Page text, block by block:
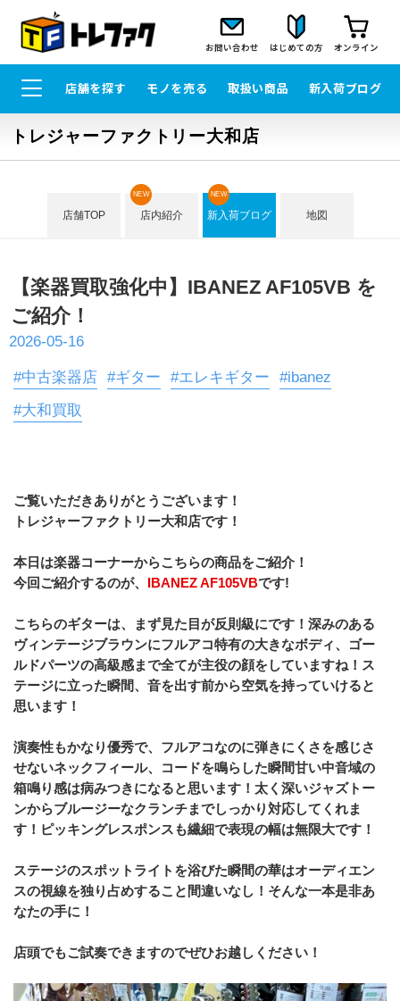
お問い合わせ はじめての方 オンライン
店舗を探す モノを売る 取扱い商品 新入荷ブログ
トレジャーファクトリー大和店
店舗TOP 店内紹介
NEW
新入荷ブログ
NEW
地図
【楽器買取強化中】IBANEZ AF105VB を
ご紹介！
2026-05-16
#中古楽器店 #ギター #エレキギター
#ibanez
#大和買取
ご覧いただきありがとうございます！
トレジャーファクトリー大和店です！
本日は楽器コーナーからこちらの商品をご紹介！
今回ご紹介するのが、 IBANEZ AF105VBです!
こちらのギターは、まず見た目が反則級にです！深みのある
ヴィンテージブラウンにフルアコ特有の大きなボディ、ゴー
ルドパーツの高級感まで全てが主役の顔をしていますね！ス
テージに立った瞬間、音を出す前から空気を持っていけると
思います！
演奏性もかなり優秀で、フルアコなのに弾きにくさを感じさ
せないネックフィール、コードを鳴らした瞬間甘い中音域の
箱鳴り感は病みつきになると思います！太く深いジャズトー
ンからブルージーなクランチまでしっかり対応してくれま
す！ピッキングレスポンスも繊細で表現の幅は無限大です！
ステージのスポットライトを浴びた瞬間の華はオーディエン
スの視線を独り占めすること間違いなし！そんな一本是非あ
なたの手に！
店頭でもご試奏できますのでぜひお越しください！